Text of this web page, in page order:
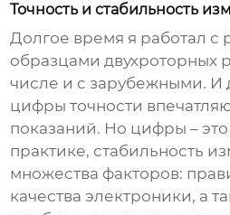
Точность и стабильность
Долгое время я работал с
образцамидвухроторных
числе и с зарубежными. И
цифры точности
показаний. Но цифры –
практике, стабильность
множества факторов:
качества электроники, а